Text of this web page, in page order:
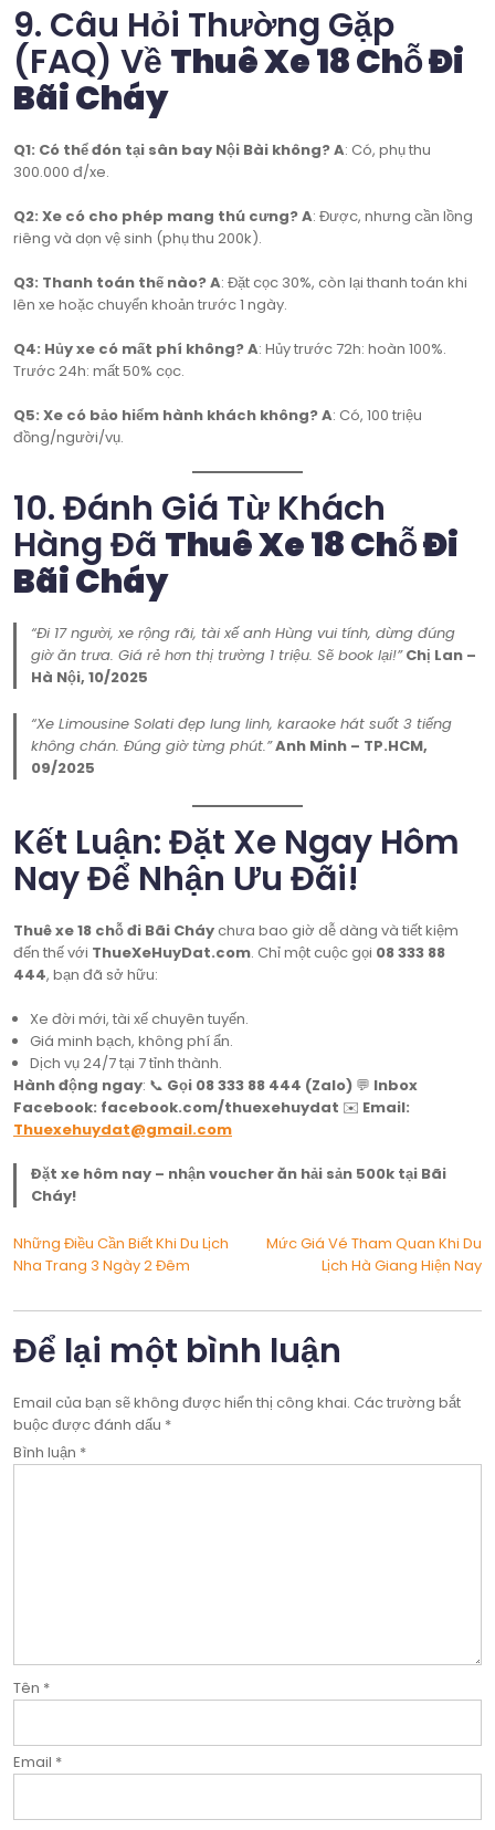
9. Câu Hỏi Thường Gặp
(FAQ) Về Thuê Xe 18 Chỗ Đi
Bãi Cháy
Q1: Có thể đón tại sân bay Nội Bài không?A: Có, phụ thu
300.000 đ/xe.
Q2: Xe có cho phép mang thú cưng?A: Được, nhưng cần lồng
riêng và dọn vệ sinh (phụ thu 200k).
Q3: Thanh toán thế nào?A: Đặt cọc 30%, còn lại thanh toán khi
lên xe hoặc chuyển khoản trước 1 ngày.
Q4: Hủy xe có mất phí không?A: Hủy trước 72h: hoàn 100%.
Trước 24h: mất 50% cọc.
Q5: Xe có bảo hiểm hành khách không?A: Có, 100 triệu
đồng/người/vụ.
10. Đánh Giá Từ Khách
Hàng Đã Thuê Xe 18 Chỗ Đi
Bãi Cháy
“Đi 17 người, xe rộng rãi, tài xế anh Hùng vui tính, dừng đúng
giờ ăn trưa. Giá rẻ hơn thị trường 1 triệu. Sẽ book lại!”Chị Lan –
Hà Nội, 10/2025
“Xe Limousine Solati đẹp lung linh, karaoke hát suốt 3 tiếng
không chán. Đúng giờ từng phút.”Anh Minh – TP.HCM,
09/2025
Kết Luận: Đặt Xe Ngay Hôm
Nay Để Nhận Ưu Đãi!
Thuê xe 18 chỗ đi Bãi Cháychưa bao giờ dễ dàng và tiết kiệm
đến thế với ThueXeHuyDat.com. Chỉ một cuộc gọi 08 333 88
444, bạn đã sở hữu:
Xe đời mới, tài xế chuyên tuyến.
Giá minh bạch, không phí ẩn.
Dịch vụ 24/7 tại 7 tỉnh thành.
Hành động ngay: 📞 Gọi 08 333 88 444 (Zalo) 💬 Inbox
Facebook: facebook.com/thuexehuydat ✉️ Email:
Thuexehuydat@gmail.com
Đặt xe hôm nay – nhận voucher ăn hải sản 500k tại Bãi
Cháy!
Điều
hướng
bài
viết
Những Điều Cần Biết Khi Du Lịch
Nha Trang 3 Ngày 2 Đêm
Mức Giá Vé Tham Quan Khi Du
Lịch Hà Giang Hiện Nay
Để lại một bình luận
Email của bạn sẽ không được hiển thị công khai. Các trường bắt
buộc được đánh dấu *
Bình luận *
Tên *
Email *